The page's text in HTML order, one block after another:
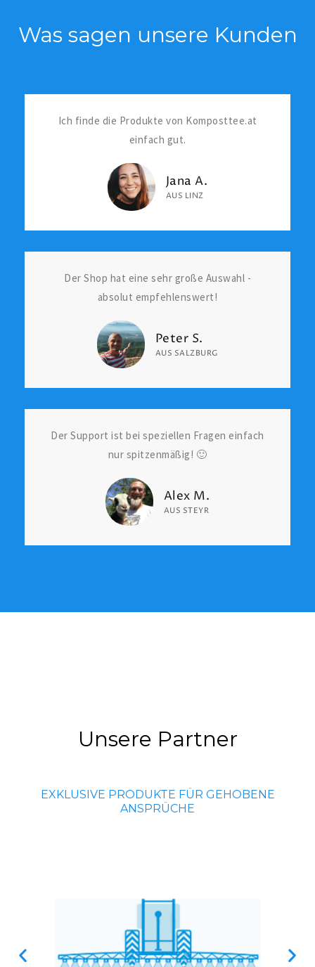
Was sagen unsere Kunden
Ich finde die Produkte von Komposttee.at
einfach gut.
Jana A.
AUS LINZ
Der Shop hat eine sehr große Auswahl -
absolut empfehlenswert!
Peter S.
AUS SALZBURG
Der Support ist bei speziellen Fragen einfach
nur spitzenmäßig! 🙂
Alex M.
AUS STEYR
Unsere Partner
EXKLUSIVE PRODUKTE FÜR GEHOBENE
ANSPRÜCHE